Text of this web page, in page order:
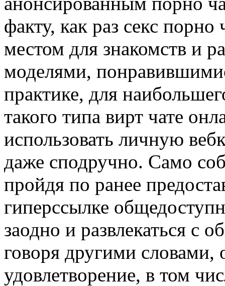
факту, как раз секс
местом для знакомств и
моделями,
практике, для
такого типа вирт чате
использовать личную
даже сподручно. Само
пройдя по ранее
гиперссылке
заодно и развлекаться с
говоря другими словами,
удовлетворение, в том